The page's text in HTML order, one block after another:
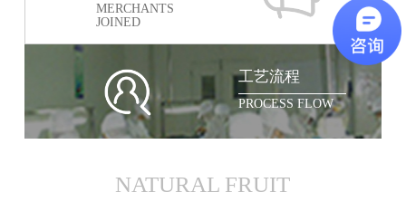
MERCHANTS
JOINED
工艺流程
PROCESS FLOW
NATURAL FRUIT